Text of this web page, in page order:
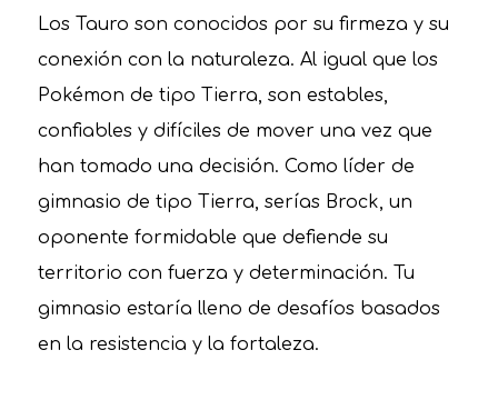
Los Tauro son conocidos por su firmeza y su
conexión con la naturaleza. Al igual que los
Pokémon de tipo Tierra, son estables,
confiables y difíciles de mover una vez que
han tomado una decisión. Como líder de
gimnasio de tipo Tierra, serías Brock, un
oponente formidable que defiende su
territorio con fuerza y determinación. Tu
gimnasio estaría lleno de desafíos basados
en la resistencia y la fortaleza.